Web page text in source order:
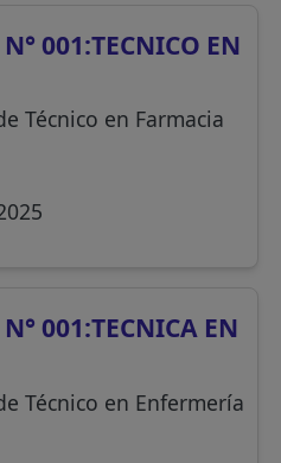
N° 001:TECNICO EN
Técnico en Farmacia
N° 001:TECNICA EN
Técnico en Enfermería